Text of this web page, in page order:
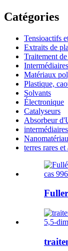
Catégories
Tensioactifs
Extraits de
Traitement
Matériaux
Plastique,
Solvants
Électronique
Catalyseurs
Absorbeur
terres rares et